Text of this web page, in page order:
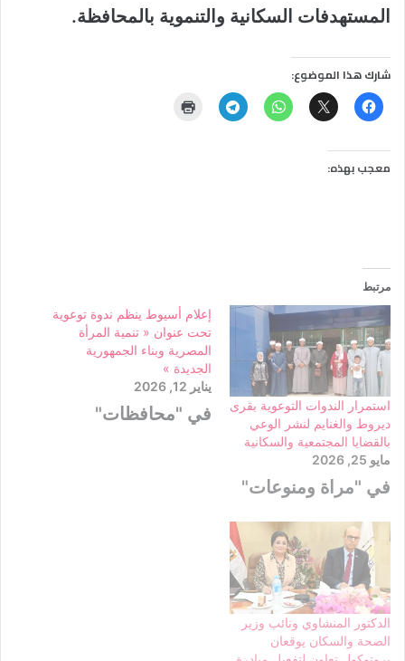
المستهدفات السكانية والتنموية بالمحافظة.
شارك هذا الموضوع:
معجب بهذه:
مرتبط
استمرار الندوات التوعوية بقرى
ديروط والغنايم لنشر الوعي
بالقضايا المجتمعية والسكانية
مايو 25, 2026
في "مراة ومنوعات"
إعلام أسيوط ينظم ندوة توعوية
تحت عنوان « تنمية المرأة
المصرية وبناء الجمهورية
الجديدة »
يناير 12, 2026
في "محافظات"
الدكتور المنشاوي ونائب وزير
الصحة والسكان يوقعان